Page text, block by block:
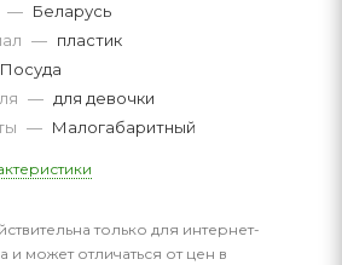
— Беларусь
— пластик
Посуда
— для девочки
— Малогабаритный
только для интернет-
и может отличаться от цен в